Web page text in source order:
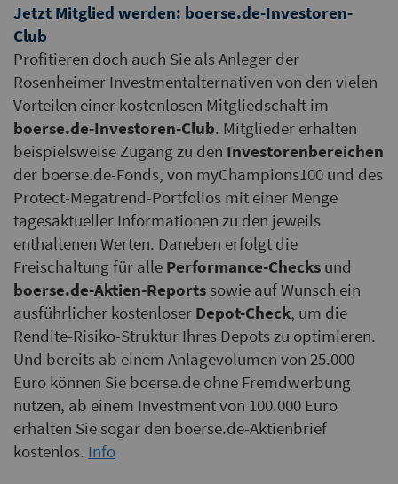
Jetzt Mitglied werden: boerse.de-Investoren-
Club
Profitieren doch auch Sie als Anleger der
Rosenheimer Investmentalternativen von den vielen
Vorteilen einer kostenlosen Mitgliedschaft im
boerse.de-Investoren-Club. Mitglieder erhalten
beispielsweise Zugang zu den Investorenbereichen
der boerse.de-Fonds, von myChampions100 und des
Protect-Megatrend-Portfolios mit einer Menge
tagesaktueller Informationen zu den jeweils
enthaltenen Werten. Daneben erfolgt die
Freischaltung für alle Performance-Checks und
boerse.de-Aktien-Reports sowie auf Wunsch ein
ausführlicher kostenloser Depot-Check, um die
Rendite-Risiko-Struktur Ihres Depots zu optimieren.
Und bereits ab einem Anlagevolumen von 25.000
Euro können Sie boerse.de ohne Fremdwerbung
nutzen, ab einem Investment von 100.000 Euro
erhalten Sie sogar den boerse.de-Aktienbrief
kostenlos. Info